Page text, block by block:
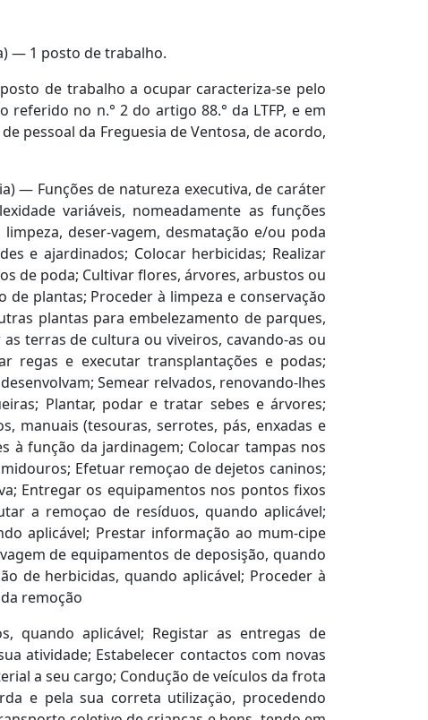
— 1 posto de trabalho.
de trabalho a ocupar caracteriza-se pelo
no n.° 2 do artigo 88.° da LTFP, e em
pessoal da Freguesia de Ventosa, de acordo,
— Funções de natureza executiva, de caráter
variáveis, nomeadamente as funções
deser-vagem, desmatação e/ou poda
e ajardinados; Colocar herbicidas; Realizar
de poda; Cultivar flores, árvores, arbustos ou
plantas; Proceder à limpeza e conservaçăo
plantas para embelezamento de parques,
terras de cultura ou viveiros, cavando-as ou
regas e executar transplantações e podas;
Semear relvados, renovando-lhes
Plantar, podar e tratar sebes e árvores;
manuais (tesouras, serrotes, pás, enxadas e
à função da jardinagem; Colocar tampas nos
Efetuar remoçao de dejetos caninos;
Entregar os equipamentos nos pontos fixos
a remoçao de resíduos, quando aplicável;
aplicável; Prestar informação ao mum-cipe
de equipamentos de deposişão, quando
de herbicidas, quando aplicável; Proceder à
remoção
quando aplicável; Registar as entregas de
atividade; Estabelecer contactos com novas
a seu cargo; Condução de veículos da frota
e pela sua correta utilizaçäo, procedendo